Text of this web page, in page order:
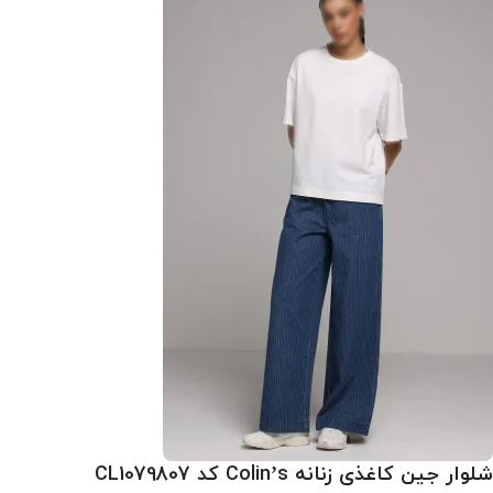
شلوار جین کاغذی زنانه Colin’s کد CL1079807